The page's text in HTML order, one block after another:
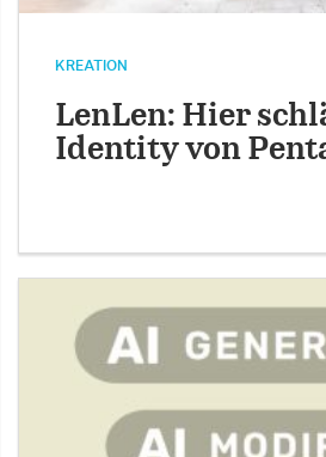
KREATION
LenLen: Hier
Identity von